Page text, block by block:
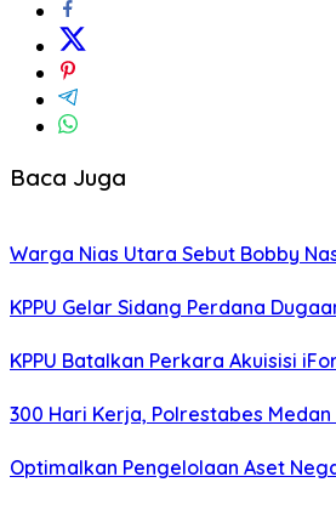
Baca Juga
Warga Nias Utara Sebut Bobby
KPPU Gelar Sidang Perdana
KPPU Batalkan Perkara Akuisisi
300 Hari Kerja, Polrestabes
Optimalkan Pengelolaan Aset